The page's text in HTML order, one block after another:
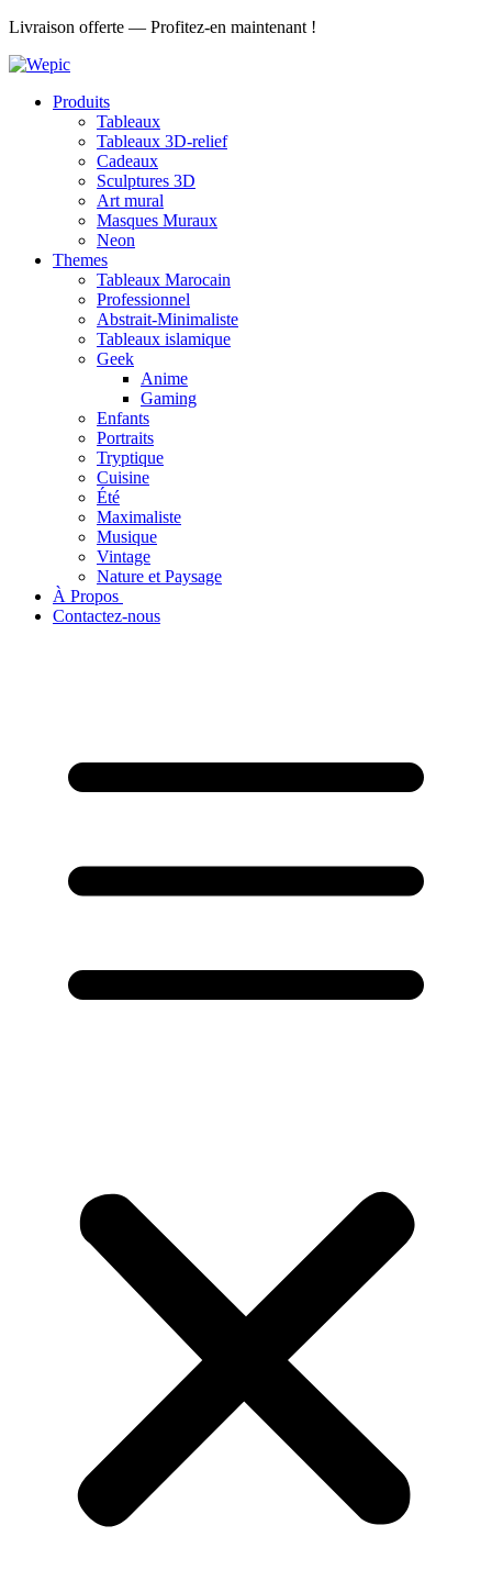
Aller
contenu
Livraison offerte — Profitez-en maintenant !
Produits
Tableaux
Tableaux 3D-relief
Cadeaux
Sculptures 3D
Art mural
Masques Muraux
Neon
Themes
Tableaux Marocain
Professionnel
Abstrait-Minimaliste
Tableaux islamique
Geek
Anime
Gaming
Enfants
Portraits
Tryptique
Cuisine
Été
Maximaliste
Musique
Vintage
Nature et Paysage
À Propos ​
Contactez-nous